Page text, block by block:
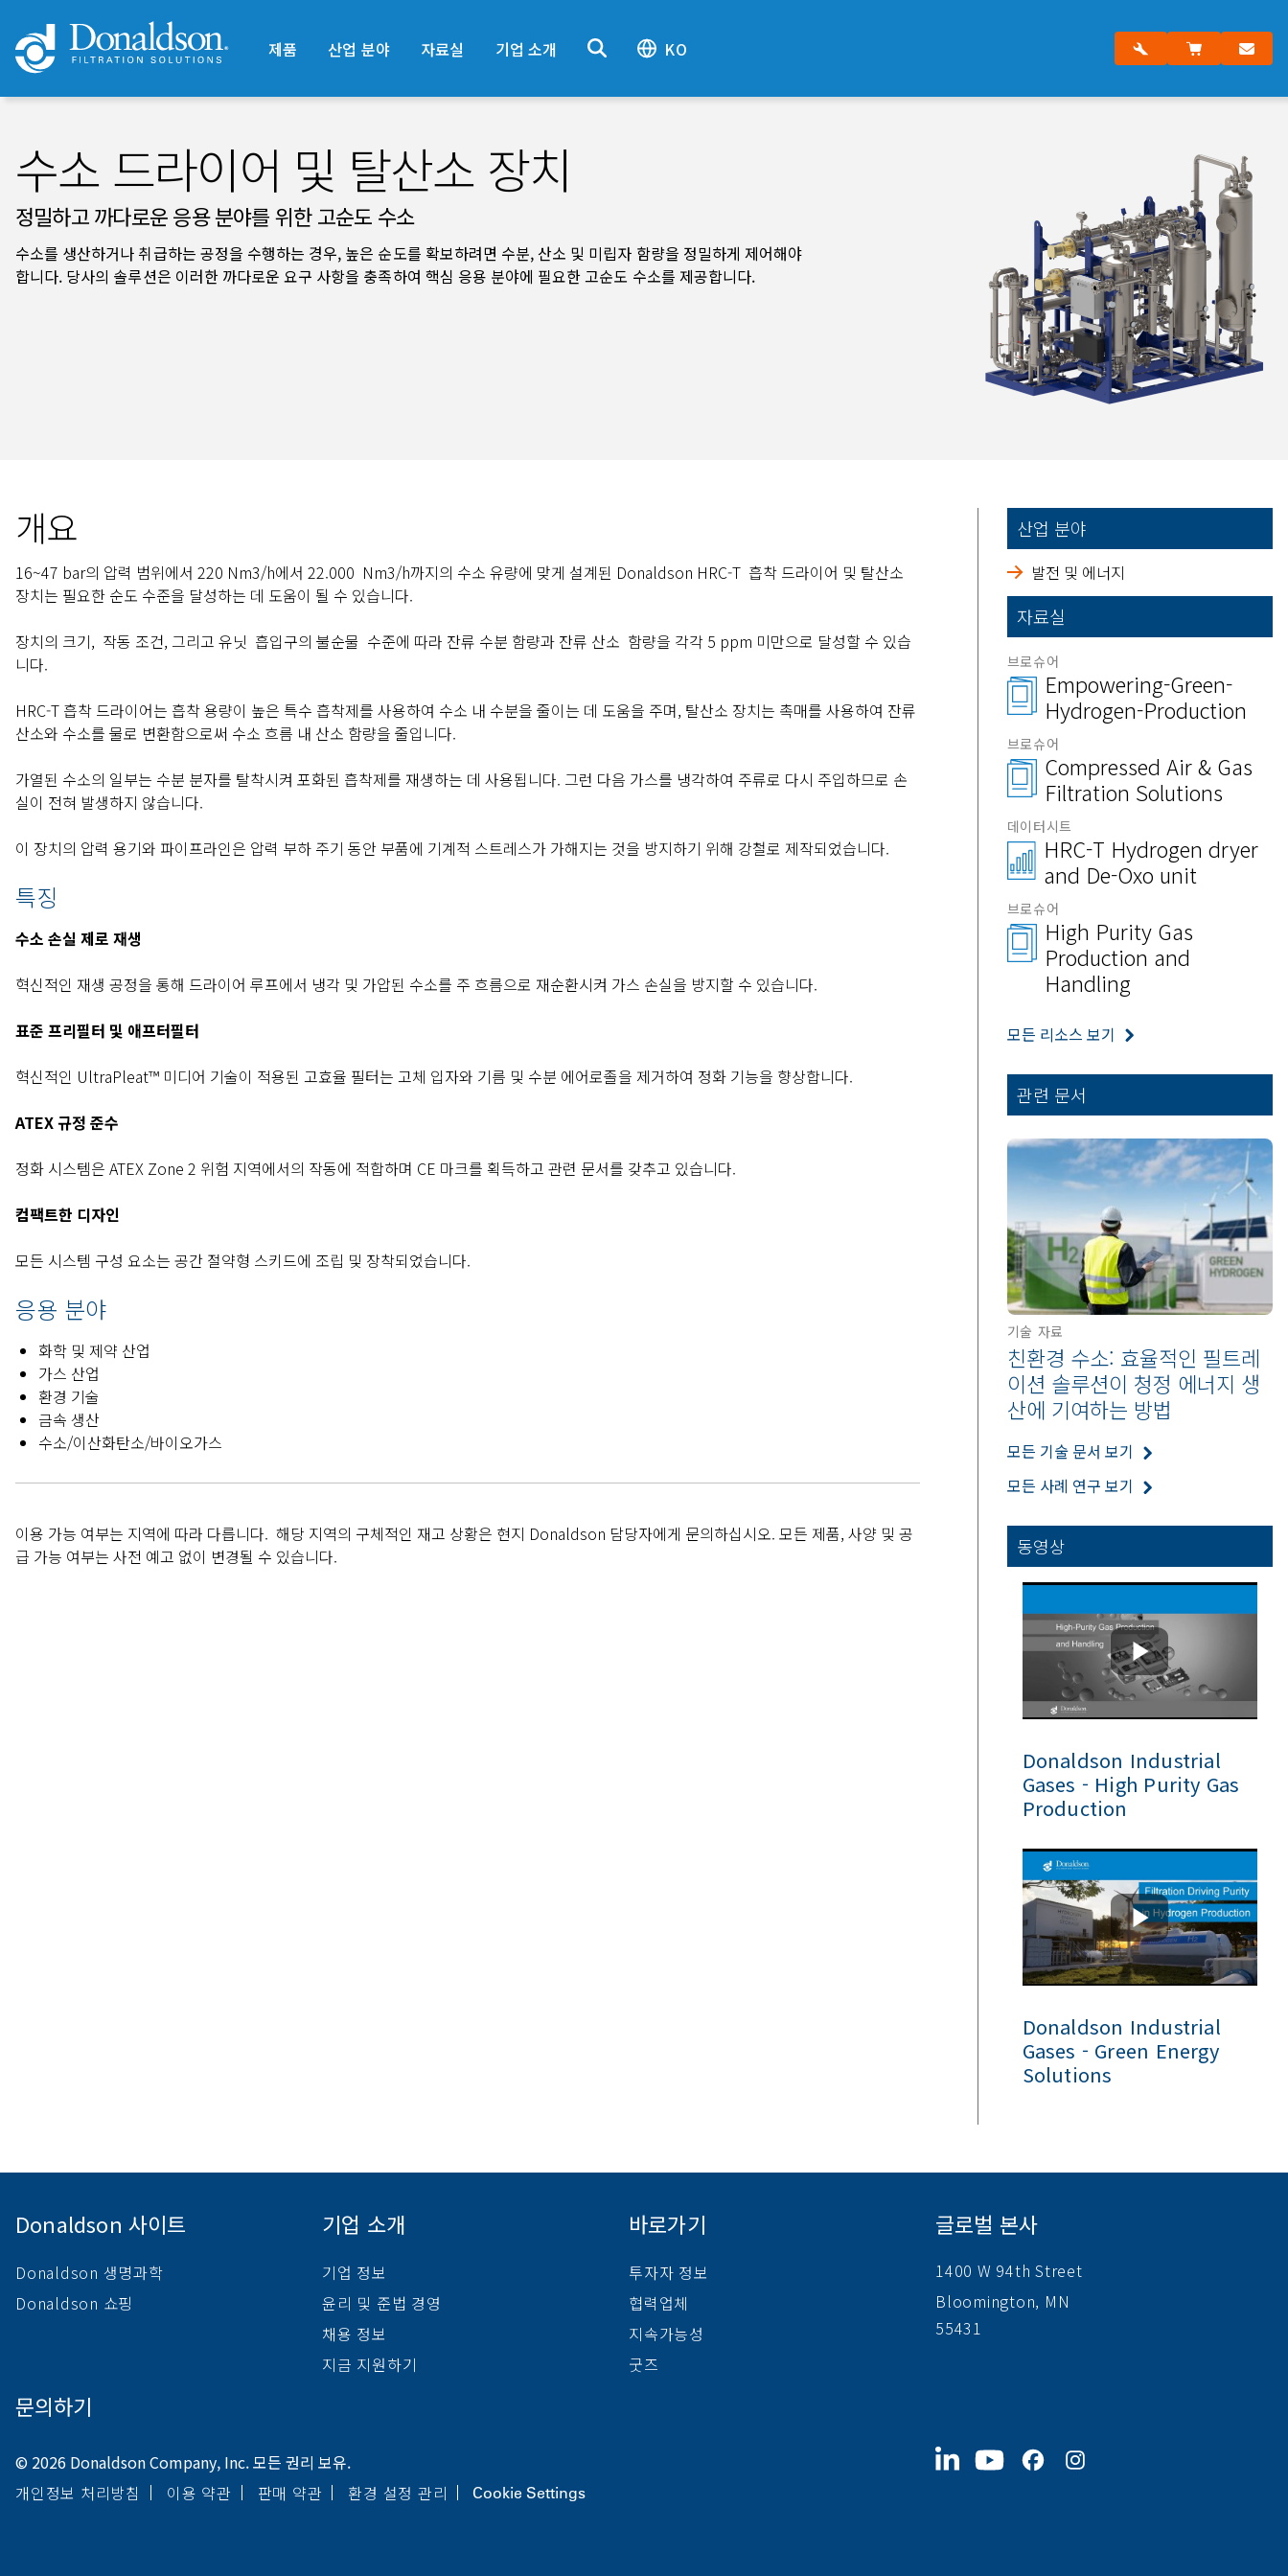
제품 산업 분야 자료실 기업 소개 KO
수소 드라이어 및 탈산소 장치
정밀하고 까다로운 응용 분야를 위한 고순도 수소
수소를 생산하거나 취급하는 공정을 수행하는 경우, 높은 순도를 확보하려면 수분, 산소 및 미립자 함량을 정밀하게 제어해야
합니다. 당사의 솔루션은 이러한 까다로운 요구 사항을 충족하여 핵심 응용 분야에 필요한 고순도 수소를 제공합니다.
개요
16~47 bar의 압력 범위에서 220 Nm3/h에서 22.000 Nm3/h까지의 수소 유량에 맞게 설계된 Donaldson HRC-T 흡착 드라이어 및 탈산소
장치는 필요한 순도 수준을 달성하는 데 도움이 될 수 있습니다.
장치의 크기, 작동 조건, 그리고 유닛 흡입구의 불순물 수준에 따라 잔류 수분 함량과 잔류 산소 함량을 각각 5 ppm 미만으로 달성할 수 있습
니다.
HRC-T 흡착 드라이어는 흡착 용량이 높은 특수 흡착제를 사용하여 수소 내 수분을 줄이는 데 도움을 주며, 탈산소 장치는 촉매를 사용하여 잔류
산소와 수소를 물로 변환함으로써 수소 흐름 내 산소 함량을 줄입니다.
가열된 수소의 일부는 수분 분자를 탈착시켜 포화된 흡착제를 재생하는 데 사용됩니다. 그런 다음 가스를 냉각하여 주류로 다시 주입하므로 손
실이 전혀 발생하지 않습니다.
이 장치의 압력 용기와 파이프라인은 압력 부하 주기 동안 부품에 기계적 스트레스가 가해지는 것을 방지하기 위해 강철로 제작되었습니다.
특징
수소 손실 제로 재생
혁신적인 재생 공정을 통해 드라이어 루프에서 냉각 및 가압된 수소를 주 흐름으로 재순환시켜 가스 손실을 방지할 수 있습니다.
표준 프리필터 및 애프터필터
혁신적인 UltraPleat™ 미디어 기술이 적용된 고효율 필터는 고체 입자와 기름 및 수분 에어로졸을 제거하여 정화 기능을 향상합니다.
ATEX 규정 준수
정화 시스템은 ATEX Zone 2 위험 지역에서의 작동에 적합하며 CE 마크를 획득하고 관련 문서를 갖추고 있습니다.
컴팩트한 디자인
모든 시스템 구성 요소는 공간 절약형 스키드에 조립 및 장착되었습니다.
응용 분야
화학 및 제약 산업
가스 산업
환경 기술
금속 생산
수소/이산화탄소/바이오가스
이용 가능 여부는 지역에 따라 다릅니다. 해당 지역의 구체적인 재고 상황은 현지 Donaldson 담당자에게 문의하십시오. 모든 제품, 사양 및 공
급 가능 여부는 사전 예고 없이 변경될 수 있습니다.
산업 분야
발전 및 에너지
자료실
브로슈어
Empowering-Green-
Hydrogen-Production
브로슈어
Compressed Air & Gas
Filtration Solutions
데이터시트
HRC-T Hydrogen dryer
and De-Oxo unit
브로슈어
High Purity Gas
Production and
Handling
모든 리소스 보기
관련 문서
기술 자료
친환경 수소: 효율적인 필트레
이션 솔루션이 청정 에너지 생
산에 기여하는 방법
모든 기술 문서 보기
모든 사례 연구 보기
동영상
Donaldson Industrial
Gases - High Purity Gas
Production
Donaldson Industrial
Gases - Green Energy
Solutions
Donaldson 사이트
Donaldson 생명과학
Donaldson 쇼핑
기업 소개
기업 정보
윤리 및 준법 경영
채용 정보
지금 지원하기
바로가기
투자자 정보
협력업체
지속가능성
굿즈
글로벌 본사
1400 W 94th Street
Bloomington, MN
55431
문의하기
© 2026 Donaldson Company, Inc. 모든 권리 보유.
개인정보 처리방침
이용 약관 판매 약관 환경 설정 관리 Cookie Settings